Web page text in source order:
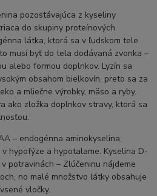
pozostávajúca z kyseliny
do skupiny proteínových
látka, ktorá sa v ľudskom tele
musí byť do tela dodávaná zvonka –
alebo formou doplnkov. Lyzín sa
obsahom bielkovín, preto sa za
a mliečne výrobky, mäso a ryby.
ako zložka doplnkov stravy, ktorá sa
– endogénna aminokyselina,
hypofýze a hypotalame. Kyselina D-
potravinách – Zlúčeninu nájdeme
no malé množstvo látky obsahuje
vločky.